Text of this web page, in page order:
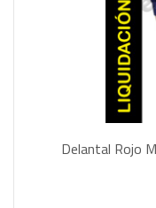
Delantal Rojo